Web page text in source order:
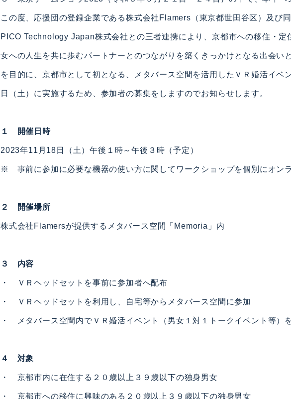
この度、応援団の登録企業である株式会社Flamers（東京都世田谷区）及び
PICO Technology Japan株式会社との三者連携により、京都市への移住・定
女への人生を共に歩むパートナーとのつながりを築くきっかけとなる出会い
を目的に、京都市として初となる、メタバース空間を活用したＶＲ婚活イベ
日（土）に実施するため、参加者の募集をしますのでお知らせします。
１ 開催日時
2023年11月18日（土）午後１時～午後３時（予定）
※ 事前に参加に必要な機器の使い方に関してワークショップを個別にオン
２ 開催場所
株式会社Flamersが提供するメタバース空間「Memoria」内
３ 内容
・ ＶＲヘッドセットを事前に参加者へ配布
・ ＶＲヘッドセットを利用し、自宅等からメタバース空間に参加
・ メタバース空間内でＶＲ婚活イベント（男女１対１トークイベント等）
４ 対象
・ 京都市内に在住する２０歳以上３９歳以下の独身男女
・ 京都市への移住に興味のある２０歳以上３９歳以下の独身男女